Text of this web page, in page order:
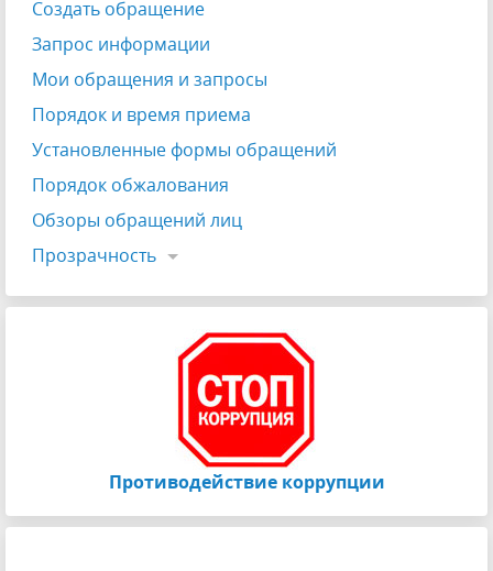
Создать обращение
Запрос информации
Мои обращения и запросы
Порядок и время приема
Установленные формы обращений
Порядок обжалования
Обзоры обращений лиц
Прозрачность
Противодействие коррупции